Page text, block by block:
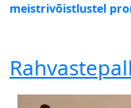
meistrivõistlustel
Rahvastepall